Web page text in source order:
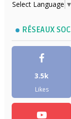
Select Language ▼
RÉSEAUX
3.5k
Likes